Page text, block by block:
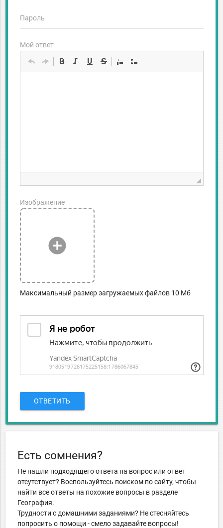
Пароль
Мой ответ
add_circle
Изображение
Максимальный размер загружаемых файлов 10 Мб
ОТВЕТИТЬ
Есть сомнения?
Не нашли подходящего ответа на вопрос или ответ
отсутствует? Воспользуйтесь поиском по сайту, чтобы
найти все ответы на похожие вопросы в разделе
География.
Трудности с домашними заданиями? Не стесняйтесь
попросить о помощи - смело задавайте вопросы!